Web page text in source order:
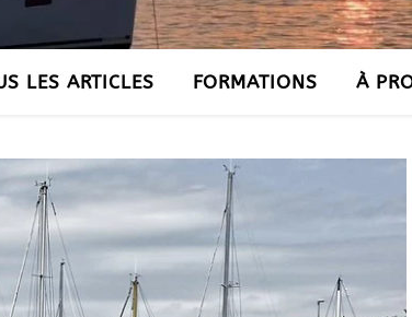
LES ARTICLES FORMATIONS À